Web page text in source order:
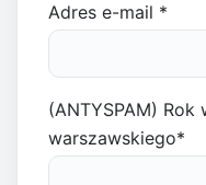
Adres e-mail *
(ANTYSPAM)
warszawskiego*